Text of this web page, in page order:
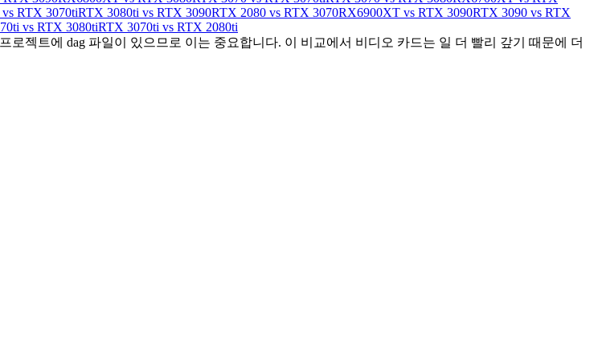
RTX 3070tiRTX 3080ti vs RTX 3090RTX 2080 vs RTX 3070RX6900XT vs RTX 3090RTX 3090 vs RTX
vs RTX 3080tiRTX 3070ti vs RTX 2080ti
젝트에 dag 파일이 있으므로 이는 중요합니다. 이 비교에서 비디오 카드는 일 더 빨리 갚기 때문에 더